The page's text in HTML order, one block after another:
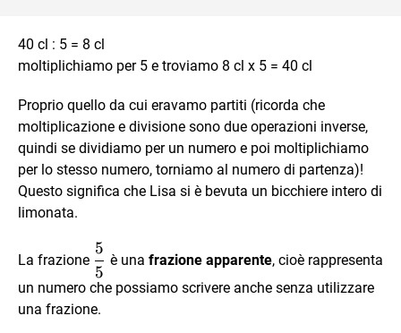
40 cl : 5 = 8 cl
moltiplichiamo per 5 e troviamo 8 cl x 5 = 40 cl
Proprio quello da cui eravamo partiti (ricorda che
moltiplicazione e divisione sono due operazioni inverse,
quindi se dividiamo per un numero e poi moltiplichiamo
per lo stesso numero, torniamo al numero di partenza)!
Questo significa che Lisa si è bevuta un bicchiere intero di
limonata.
La frazione \dfrac
55
5
5
è una frazione apparente, cioè rappresenta
un numero che possiamo scrivere anche senza utilizzare
una frazione.